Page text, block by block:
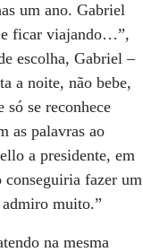
um ano. Gabriel
e ficar viajando…”,
escolha, Gabriel –
a noite, não bebe,
só se reconhece
as palavras ao
a presidente, em
conseguiria fazer um
muito.”
na mesma